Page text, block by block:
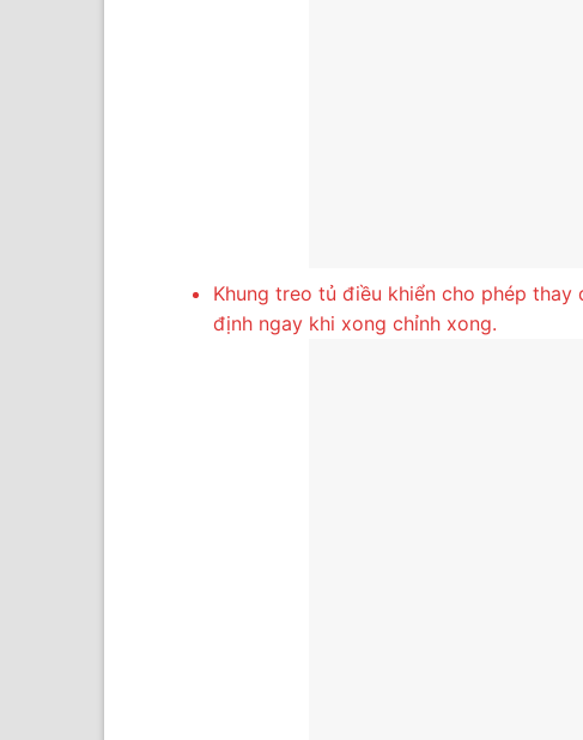
Khung treo tủ điều khiển cho phép
định ngay khi xong chỉnh xong.